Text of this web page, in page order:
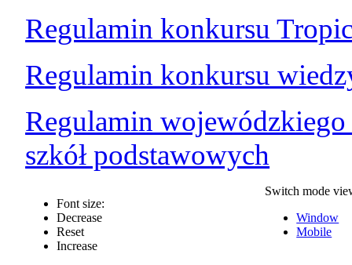
Regulamin konkursu
Regulamin konkursu
Regulamin
szkół podstawowych
Font size:
Decrease
Reset
Increase
Switch mode
Window
Mobile